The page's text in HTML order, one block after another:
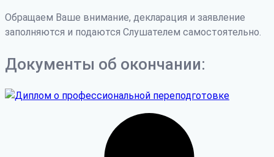
Обращаем Ваше внимание, декларация и заявление
заполняются и подаются Слушателем самостоятельно.
Документы об окончании: